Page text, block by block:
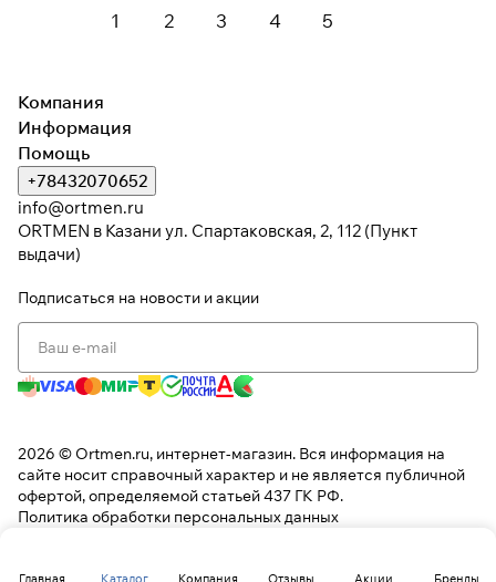
1 2 3 4 5
Главная Каталог Компания Отзывы Акции Бренды
Компания
Информация
Помощь
+78432070652
info@ortmen.ru
ORTMEN в Казани ул. Спартаковская, 2, 112 (Пункт
выдачи)
Подписаться на новости и акции
2026 © Ortmen.ru, интернет-магазин. Вся информация на
сайте носит справочный характер и не является публичной
офертой, определяемой статьей 437 ГК РФ.
Политика обработки персональных данных